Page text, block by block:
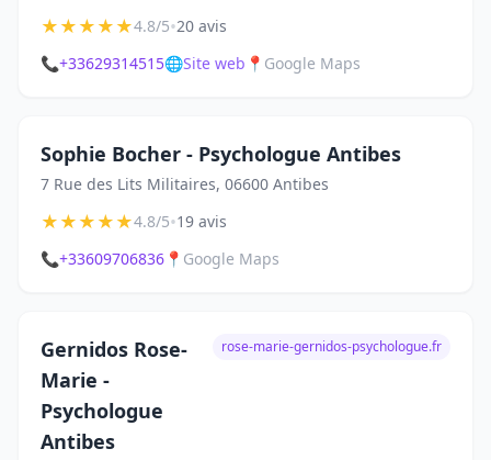
★★★★★4.8/5•20 avis
📞+33629314515🌐Site web 📍 Google Maps
Sophie Bocher - Psychologue Antibes
7 Rue des Lits Militaires, 06600 Antibes
★★★★★4.8/5•19 avis
📞+33609706836 📍 Google Maps
Gernidos Rose-
Marie -
Psychologue
Antibes
rose-marie-gernidos-psychologue.fr